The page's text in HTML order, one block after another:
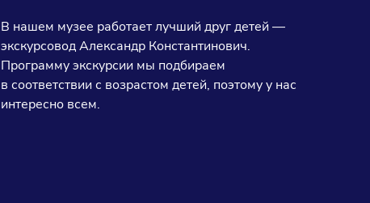
В нашем музее работает лучший друг детей —
экскурсовод Александр Константинович.
Программу экскурсии мы подбираем
в соответствии с возрастом детей, поэтому у нас
интересно всем.